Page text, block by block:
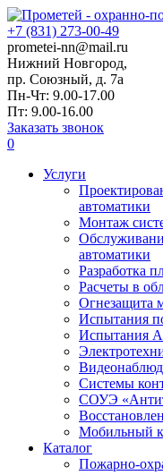
+7 (831) 273-00-49
prometei-nn@mail.ru
Нижний Новгород,
пр. Союзный, д. 7а
Пн-Чт: 9.00-17.00
Пт: 9.00-16.00
Заказать звонок
0
Услуги
автоматики
Монтаж
автоматики
Разработка
Расчеты в
Огнезащита
Испытания
Испытания
Системы
СОУЭ
Мобильный
Каталог
Пожарно-